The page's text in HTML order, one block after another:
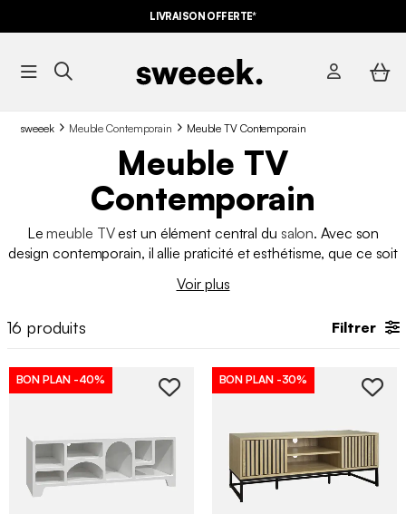
LIVRAISON OFFERTE*
sweeek Meuble Contemporain Meuble TV Contemporain
Meuble TV
Contemporain
Lemeuble TVest un élément central du salon. Avec son
design contemporain, il allie praticité et esthétisme, que ce soit
Pour bien le choisir, il est essentiel de tenir compte de vos
Voir plus
16 produits Filtrer
BON PLAN -40% BON PLAN -30%